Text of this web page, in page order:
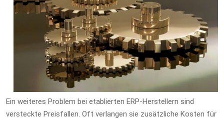
Ein weiteres Problem bei etablierten ERP-Herstellern sind
versteckte Preisfallen. Oft verlangen sie zusätzliche Kosten für